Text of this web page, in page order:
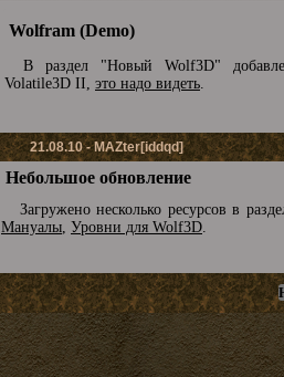
Wolfram (Demo)
В раздел "Новый Wolf3D"
Volatile3D II, это надо видеть.
21.08.10 - MAZter[iddqd]
Небольшое обновление
Загружено несколько ресурсов в
Мануалы, Уровни для Wolf3D.